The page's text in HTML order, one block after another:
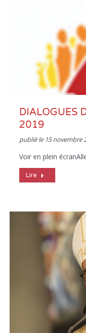
DIALOGUES
2019
publié le 15 novembre
Voir en plein
Lire